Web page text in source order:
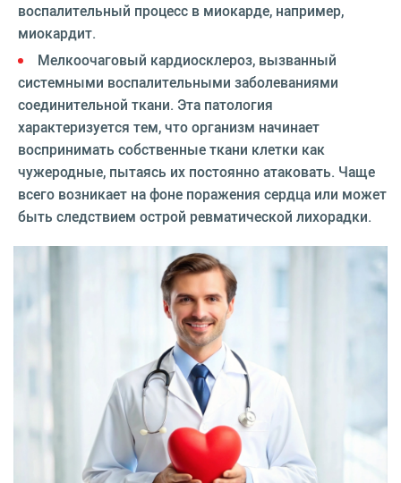
воспалительный процесс в миокарде, например,
миокардит.
Мелкоочаговый кардиосклероз, вызванный
системными воспалительными заболеваниями
соединительной ткани. Эта патология
характеризуется тем, что организм начинает
воспринимать собственные ткани клетки как
чужеродные, пытаясь их постоянно атаковать. Чаще
всего возникает на фоне поражения сердца или может
быть следствием острой ревматической лихорадки.